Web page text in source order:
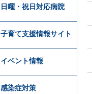
日曜・祝日対応病院
子育て支援情報サイト
イベント情報
感染症対策